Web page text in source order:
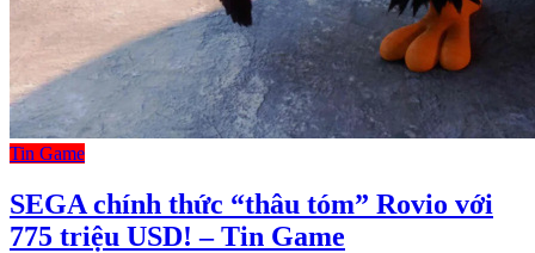
Tin Game
SEGA chính thức “thâu tóm” Rovio với
775 triệu USD! – Tin Game